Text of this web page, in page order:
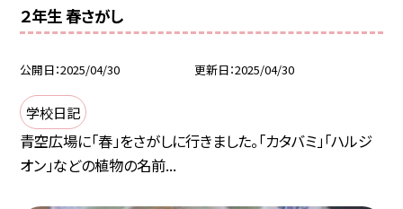
２年生 春さがし
公開日 2025/04/30 更新日 2025/04/30
学校日記
青空広場に「春」をさがしに行きました。「カタバミ」「ハルジ
オン」などの植物の名前...